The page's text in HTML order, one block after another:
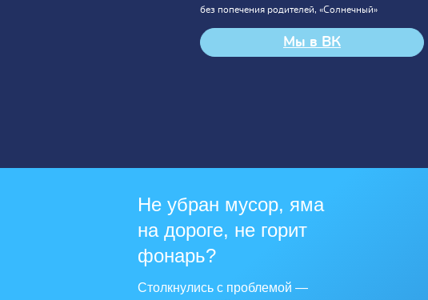
без попечения родителей, «Солнечный»
Мы в ВК
Не убран мусор, яма
на дороге, не горит
фонарь?
Столкнулись с проблемой —